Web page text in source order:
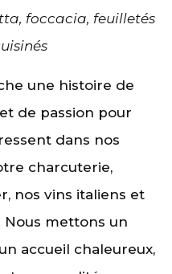
foccacia, feuilletés
une histoire de
de passion pour
dans nos
charcuterie,
nos vins italiens et
mettons un
accueil chaleureux,